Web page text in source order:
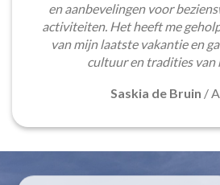
en aanbevelingen voor
activiteiten. Het heeft me
van mijn laatste vakantie en
cultuur en tradities van
Saskia de Bruin /